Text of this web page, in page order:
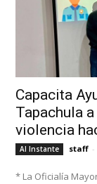
Capacita
Tapachula
violencia
Al Instante staff -
* La Oficialía